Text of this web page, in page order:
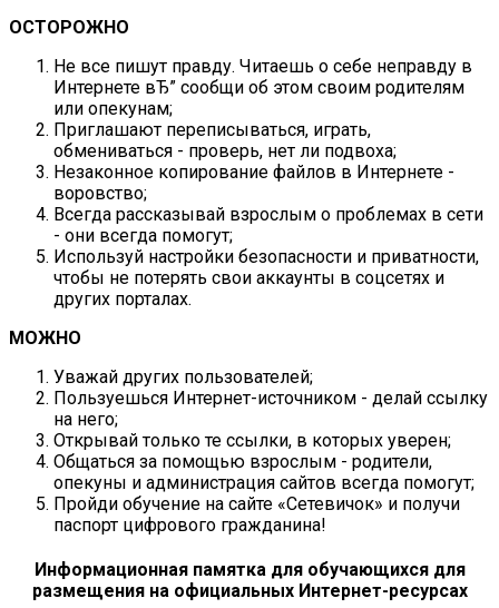
ОСТОРОЖНО
Не все пишут правду. Читаешь о себе неправду в
Интернете вЂ” сообщи об этом своим родителям
или опекунам;
Приглашают переписываться, играть,
обмениваться - проверь, нет ли подвоха;
Незаконное копирование файлов в Интернете -
воровство;
Всегда рассказывай взрослым о проблемах в сети
- они всегда помогут;
Используй настройки безопасности и приватности,
чтобы не потерять свои аккаунты в соцсетях и
других порталах.
МОЖНО
Уважай других пользователей;
Пользуешься Интернет-источником - делай ссылку
на него;
Открывай только те ссылки, в которых уверен;
Общаться за помощью взрослым - родители,
опекуны и администрация сайтов всегда помогут;
Пройди обучение на сайте «Сетевичок» и получи
паспорт цифрового гражданина!
Информационная памятка для обучающихся для
размещения на официальных Интернет-ресурсах